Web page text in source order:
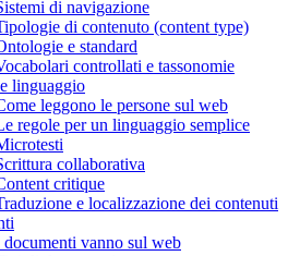
di navigazione
di contenuto (content type)
e standard
controllati e tassonomie
linguaggio
leggono le persone sul web
regole per un linguaggio semplice
collaborativa
critique
e localizzazione dei contenuti
vanno sul web